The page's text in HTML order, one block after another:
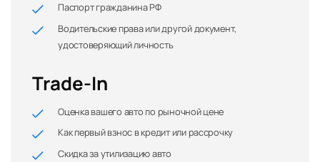
Паспорт гражданина РФ
Водительские права или другой документ,
удостоверяющий личность
Trade-In
Оценка вашего авто по рыночной цене
Как первый взнос в кредит или рассрочку
Скидка за утилизацию авто